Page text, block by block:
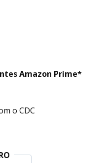
Amazon Prime*
o CDC